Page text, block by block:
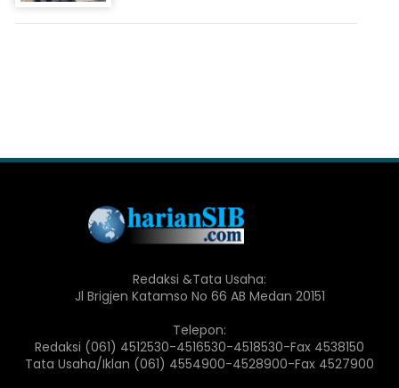
Redaksi &Tata Usaha:
Jl Brigjen Katamso No 66 AB Medan 20151
Telepon:
Redaksi (061) 4512530-4516530-4518530-Fax 4538150
Tata Usaha/Iklan (061) 4554900-4528900-Fax 4527900